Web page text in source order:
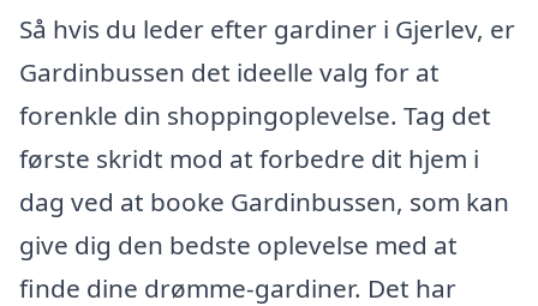
Så hvis du leder efter gardiner i Gjerlev, er
Gardinbussen det ideelle valg for at
forenkle din shoppingoplevelse. Tag det
første skridt mod at forbedre dit hjem i
dag ved at booke Gardinbussen, som kan
give dig den bedste oplevelse med at
finde dine drømme-gardiner. Det har